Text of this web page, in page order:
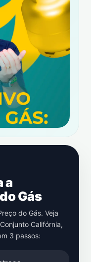
a
Gás
do Gás. Veja
Conjunto Califórnia,
3 passos: